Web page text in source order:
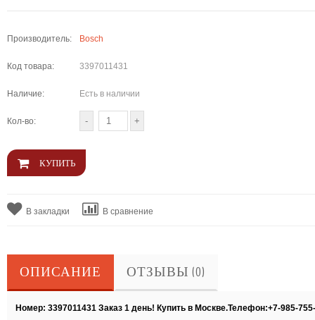
Производитель: Bosch
Код товара: 3397011431
Наличие: Есть в наличии
Кол-во:
В закладки В сравнение
ОПИСАНИЕ ОТЗЫВЫ (0)
Номер: 3397011431 Заказ 1 день! Купить в Москве.Телефон:+7-985-